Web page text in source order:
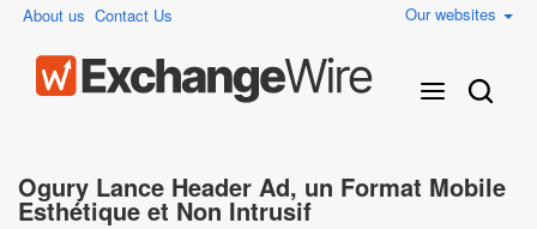
About us Contact Us Our websites
Ogury Lance Header Ad, un Format Mobile
Esthétique et Non Intrusif